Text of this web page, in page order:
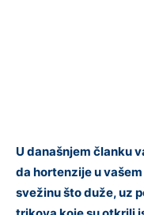
U današnjem članku
da hortenzije u
svežinu što duže, uz